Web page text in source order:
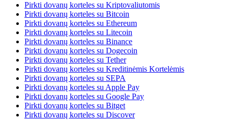
Pirkti dovanų korteles su Kriptovaliutomis
Pirkti dovanų korteles su Bitcoin
Pirkti dovanų korteles su Ethereum
Pirkti dovanų korteles su Litecoin
Pirkti dovanų korteles su Binance
Pirkti dovanų korteles su Dogecoin
Pirkti dovanų korteles su Tether
Pirkti dovanų korteles su Kreditinėmis Kortelėmis
Pirkti dovanų korteles su SEPA
Pirkti dovanų korteles su Apple Pay
Pirkti dovanų korteles su Google Pay
Pirkti dovanų korteles su Bitget
Pirkti dovanų korteles su Discover